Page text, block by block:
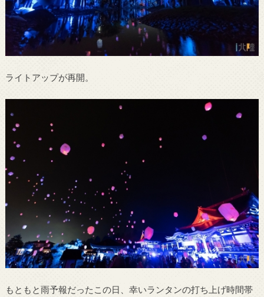
ライトアップが再開。
もともと雨予報だったこの日、幸いランタンの打ち上げ時間帯